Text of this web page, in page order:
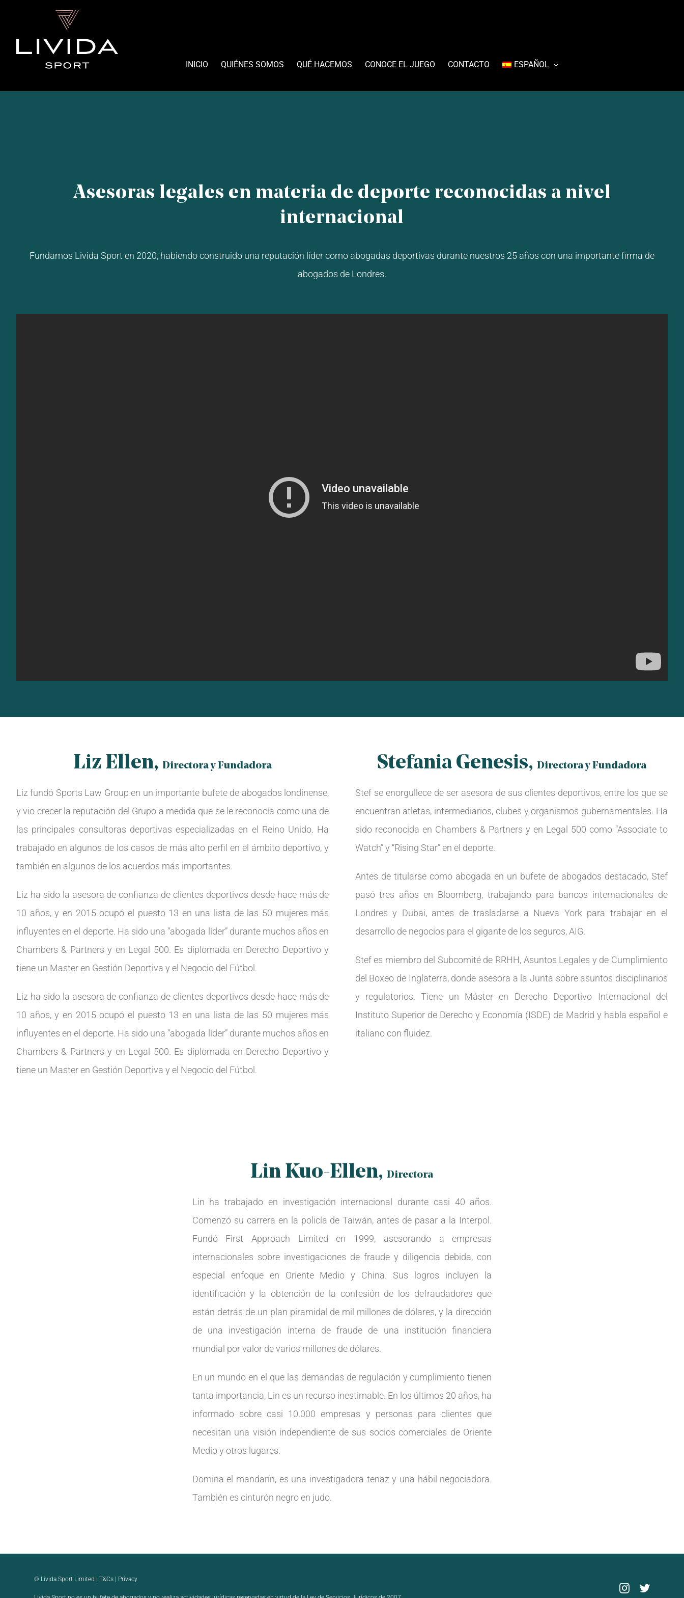
INICIO QUIÉNES SOMOS QUÉ HACEMOS CONOCE EL JUEGO CONTACTO ESPAÑOL
Asesoras legales en materia de deporte reconocidas a nivel
internacional
Fundamos Livida Sport en 2020, habiendo construido una reputación líder como abogadas deportivas durante nuestros 25 años con una importante firma de
abogados de Londres.
Liz Ellen,Directora y Fundadora
Liz fundó Sports Law Group en un importante bufete de abogados londinense,
y vio crecer la reputación del Grupo a medida que se le reconocía como una de
las principales consultoras deportivas especializadas en el Reino Unido. Ha
trabajado en algunos de los casos de más alto perfil en el ámbito deportivo, y
también en algunos de los acuerdos más importantes.
Liz ha sido la asesora de confianza de clientes deportivos desde hace más de
10 años, y en 2015 ocupó el puesto 13 en una lista de las 50 mujeres más
influyentes en el deporte. Ha sido una “abogada líder” durante muchos años en
Chambers & Partners y en Legal 500. Es diplomada en Derecho Deportivo y
tiene un Master en Gestión Deportiva y el Negocio del Fútbol.
Liz ha sido la asesora de confianza de clientes deportivos desde hace más de
10 años, y en 2015 ocupó el puesto 13 en una lista de las 50 mujeres más
influyentes en el deporte. Ha sido una “abogada líder” durante muchos años en
Chambers & Partners y en Legal 500. Es diplomada en Derecho Deportivo y
tiene un Master en Gestión Deportiva y el Negocio del Fútbol.
Stefania Genesis, Directora y Fundadora
Stef se enorgullece de ser asesora de sus clientes deportivos, entre los que se
encuentran atletas, intermediarios, clubes y organismos gubernamentales. Ha
sido reconocida en Chambers & Partners y en Legal 500 como “Associate to
Watch” y “Rising Star” en el deporte.
Antes de titularse como abogada en un bufete de abogados destacado, Stef
pasó tres años en Bloomberg, trabajando para bancos internacionales de
Londres y Dubai, antes de trasladarse a Nueva York para trabajar en el
desarrollo de negocios para el gigante de los seguros, AIG.
Stef es miembro del Subcomité de RRHH, Asuntos Legales y de Cumplimiento
del Boxeo de Inglaterra, donde asesora a la Junta sobre asuntos disciplinarios
y regulatorios. Tiene un Máster en Derecho Deportivo Internacional del
Instituto Superior de Derecho y Economía (ISDE) de Madrid y habla español e
italiano con fluidez.
Lin Kuo-Ellen,Directora
Lin ha trabajado en investigación internacional durante casi 40 años.
Comenzó su carrera en la policía de Taiwán, antes de pasar a la Interpol.
Fundó First Approach Limited en 1999, asesorando a empresas
internacionales sobre investigaciones de fraude y diligencia debida, con
especial enfoque en Oriente Medio y China. Sus logros incluyen la
identificación y la obtención de la confesión de los defraudadores que
están detrás de un plan piramidal de mil millones de dólares, y la dirección
de una investigación interna de fraude de una institución financiera
mundial por valor de varios millones de dólares.
En un mundo en el que las demandas de regulación y cumplimiento tienen
tanta importancia, Lin es un recurso inestimable. En los últimos 20 años, ha
informado sobre casi 10.000 empresas y personas para clientes que
necesitan una visión independiente de sus socios comerciales de Oriente
Medio y otros lugares.
Domina el mandarín, es una investigadora tenaz y una hábil negociadora.
También es cinturón negro en judo.
© Livida Sport Limited | T&Cs Privacy